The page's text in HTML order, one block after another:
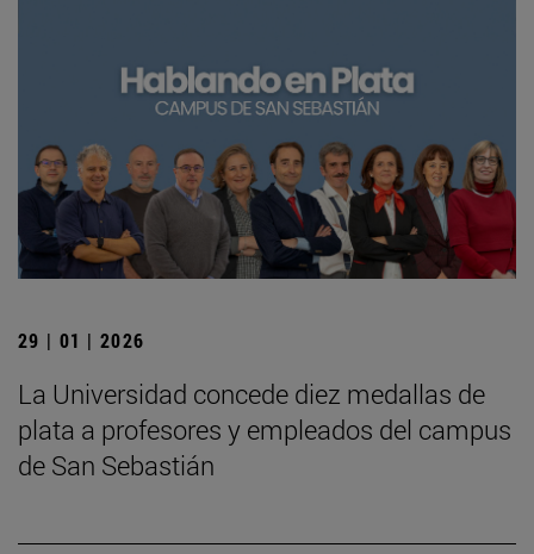
29 | 01 | 2026
La Universidad concede diez medallas de
plata a profesores y empleados del campus
de San Sebastián